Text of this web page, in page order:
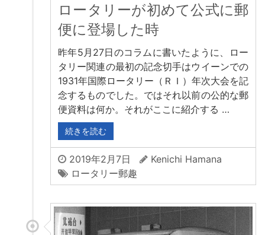
ロータリーが初めて公式に郵
便に登場した時
昨年5月27日のコラムに書いたように、ロー
タリー関連の最初の記念切手はウイーンでの
1931年国際ロータリー（ＲＩ）年次大会を記
念するものでした。ではそれ以前の公的な郵
便資料は何か。それがここに紹介する …
続きを読む
2019年2月7日
Kenichi Hamana
ロータリー郵趣